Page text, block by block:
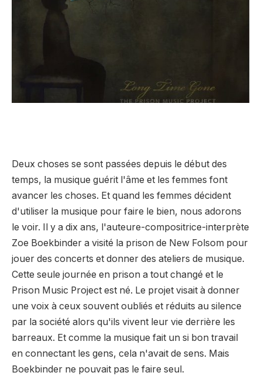
Deux choses se sont passées depuis le début des
temps, la musique guérit l'âme et les femmes font
avancer les choses. Et quand les femmes décident
d'utiliser la musique pour faire le bien, nous adorons
le voir. Il y a dix ans, l'auteure-compositrice-interprète
Zoe Boekbinder a visité la prison de New Folsom pour
jouer des concerts et donner des ateliers de musique.
Cette seule journée en prison a tout changé et le
Prison Music Project est né. Le projet visait à donner
une voix à ceux souvent oubliés et réduits au silence
par la société alors qu'ils vivent leur vie derrière les
barreaux. Et comme la musique fait un si bon travail
en connectant les gens, cela n'avait de sens. Mais
Boekbinder ne pouvait pas le faire seul.